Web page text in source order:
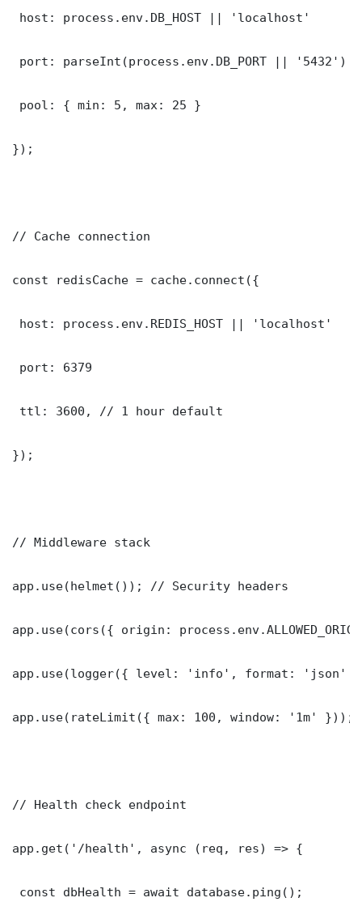
host: process.env.DB_HOST || 'localhost'
port: parseInt(process.env.DB_PORT || '5432')
pool: { min: 5, max: 25 }
});
// Cache connection
const redisCache = cache.connect({
host: process.env.REDIS_HOST || 'localhost'
port: 6379
ttl: 3600, // 1 hour default
});
// Middleware stack
app.use(helmet()); // Security headers
app.use(cors({ origin:
app.use(logger({ level: 'info', format: 'json'
app.use(rateLimit({ max: 100, window: '1m' }));
// Health check endpoint
app.get('/health', async (req, res) => {
const dbHealth = await database.ping();